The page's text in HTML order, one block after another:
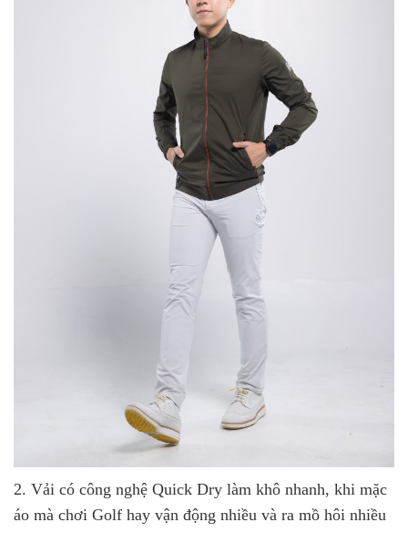
2. Vải có công nghệ Quick Dry làm khô nhanh, khi mặc
áo mà chơi Golf hay vận động nhiều và ra mồ hôi nhiều